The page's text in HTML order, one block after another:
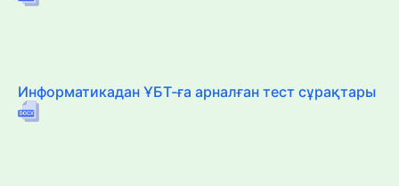
Информатикадан ҰБТ-ға арналған тест сұрақтары